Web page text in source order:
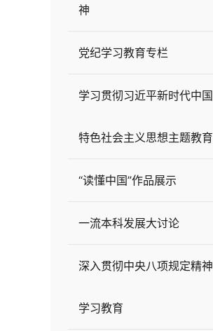
神
党纪学习教育专栏
学习贯彻习近平新时代中国
特色社会主义思想主题教育
“读懂中国”作品展示
一流本科发展大讨论
深入贯彻中央八项规定精神
学习教育